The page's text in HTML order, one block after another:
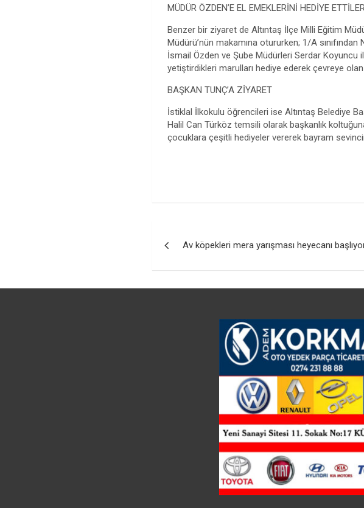
MÜDÜR ÖZDEN’E EL EMEKLERİNİ HEDİYE
Benzer bir ziyaret de Altıntaş İlçe Milli Eğitim
Müdürü’nün makamına otururken; 1/A
İsmail Özden ve Şube Müdürleri Serdar Koyuncu
yetiştirdikleri marulları hediye ederek çevreye olan
BAŞKAN TUNÇ’A ZİYARET
İstiklal İlkokulu öğrencileri ise Altıntaş Belediye
Halil Can Türköz temsili olarak başkanlık
çocuklara çeşitli hediyeler vererek bayram
gezinmesi
Av köpekleri mera yarışması heyecanı